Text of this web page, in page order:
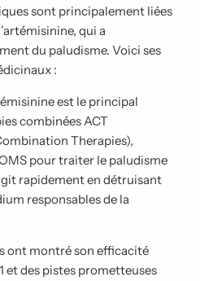
sont principalement liées
qui a
du paludisme. Voici ses
:
est le principal
combinées ACT
Therapies),
pourtraiter le paludisme
rapidement en détruisant
responsables de la
ont montré son efficacité
et des pistes prometteuses